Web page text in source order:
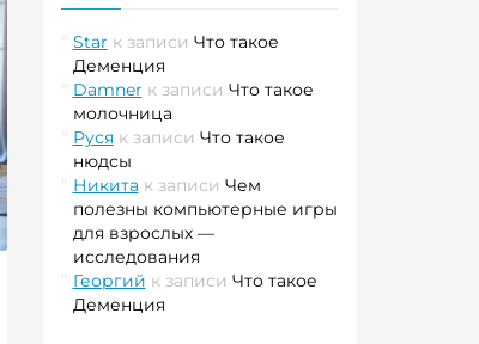
Star к записи Что такое
Деменция
Damner к записи Что такое
молочница
Руся к записи Что такое
нюдсы
Никита к записи Чем
полезны компьютерные игры
для взрослых —
исследования
Георгий к записи Что такое
Деменция